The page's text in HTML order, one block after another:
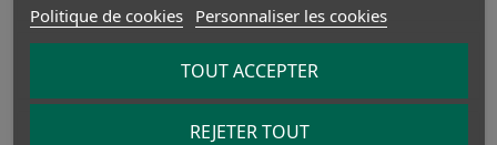
Avis
Politique de cookies Personnaliser les cookies
REJETER TOUT
TOUT ACCEPTER